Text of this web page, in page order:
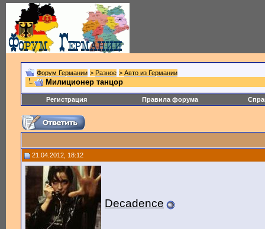
Форум Германии > Разное > Авто из Германии
Милиционер танцор
Регистрация Правила форума
21.04.2012, 18:12
Decadence